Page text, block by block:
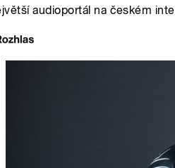
audioportál na českém